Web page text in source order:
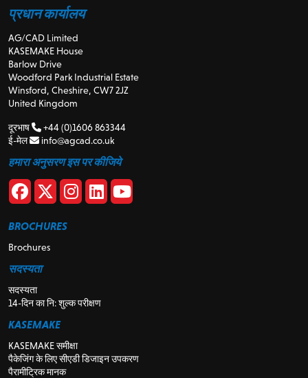
प्रधान कार्यालय
AG/CAD Limited
KASEMAKE House
Barlow Drive
Woodford Park Industrial Estate
Winsford, Cheshire, CW7 2JZ
United Kingdom
दूरभाष
+44 (0)1606 863344
ई-मेल
info@agcad.co.uk
हमारा अनुसरण इस पर कीजिये
BROCHURES
Brochures
सदस्यता
सदस्यता
14-दिन का नि: शुल्क परीक्षण
KASEMAKE
KASEMAKE समीक्षा
पैकेजिंग के लिए सीएडी डिजाइन उपकरण
पैरामीट्रिक मानक